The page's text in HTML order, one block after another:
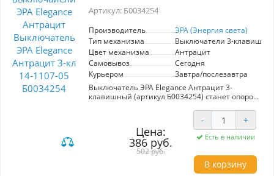
стиля и функциональности, обеспечивающее
Артикул: Б0034254
Производитель
ЭРА (Энергия света)
Тип механизма
Выключатели 3-
Цвет механизма
Антрацит
Самовывоз
Сегодня
Курьером
Завтра/послезавтра
Выключатель ЭРА Elegance Антрацит 3-
клавишный (артикул Б0034254) станет опорой
стилю и функциональности. Модель
выполнена в элегантном антрацитовом цвете,
который гармонично вписывается в
современные и классические интерьеры.
Удобный 3-клавишный механизм позволяет
управлять несколькими источниками света
одновременно, обеспечивая максимальную
Цена:
386 руб.
502 руб.
- +
Есть в наличии
В корзину